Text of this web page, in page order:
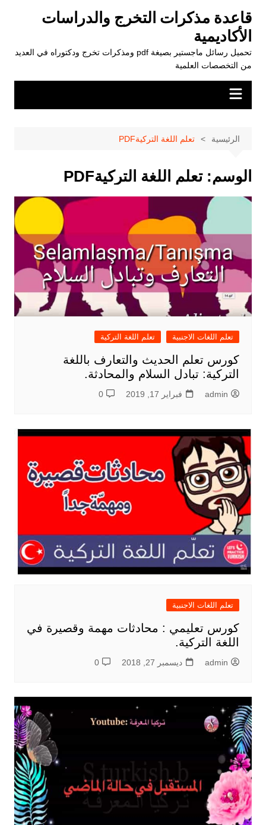
المحتوى
قاعدة مذكرات التخرج والدراسات
الأكاديمية
تحميل رسائل ماجستير بصيغة pdf ومذكرات تخرج ودكتوراه في العديد
من التخصصات العلمية
الرئيسية تعلم اللغة التركيةPDF
الوسم:تعلم اللغة التركيةPDF
تعلم اللغات الاجنبية تعلم اللغة التركية
كورس تعلم الحديث والتعارف باللغة
التركية: تبادل السلام والمحادثة.
admin فبراير 17, 2019 0
تعلم اللغات الاجنبية
كورس تعليمي : محادثات مهمة وقصيرة في
اللغة التركية.
admin ديسمبر 27, 2018 0